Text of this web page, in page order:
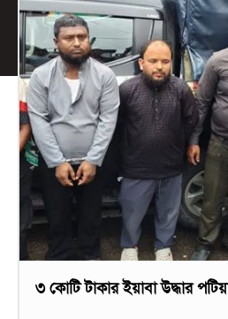
৩ কোটি টাকার ইয়াবা উদ্ধার